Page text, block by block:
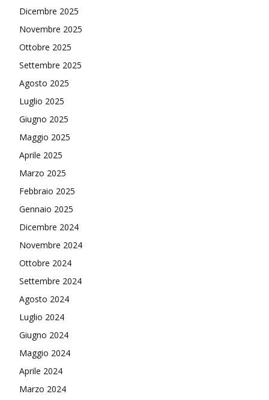
Dicembre 2025
Novembre 2025
Ottobre 2025
Settembre 2025
Agosto 2025
Luglio 2025
Giugno 2025
Maggio 2025
Aprile 2025
Marzo 2025
Febbraio 2025
Gennaio 2025
Dicembre 2024
Novembre 2024
Ottobre 2024
Settembre 2024
Agosto 2024
Luglio 2024
Giugno 2024
Maggio 2024
Aprile 2024
Marzo 2024